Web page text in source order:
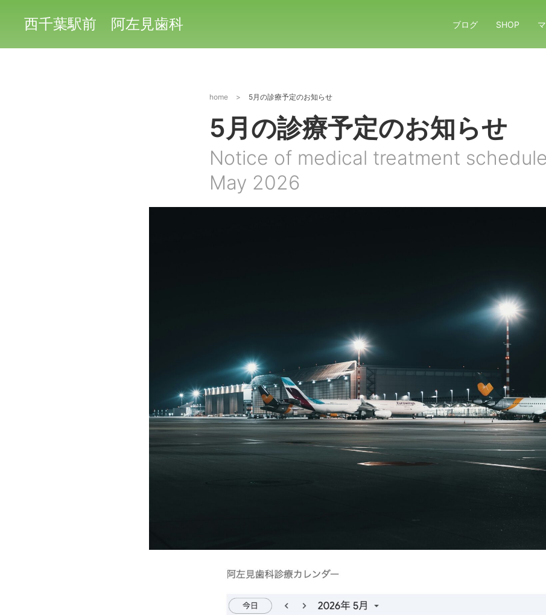
西千葉駅前 阿左見歯科 ブログ SHOP
home > 5月の診療予定のお知らせ
5月の診療予定のお知らせ
Notice of medical treatment
May 2026